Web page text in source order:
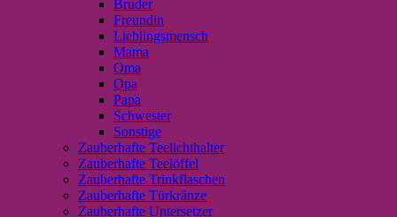
Bruder
Freundin
Lieblingsmensch
Mama
Oma
Opa
Papa
Schwester
Sonstige
Zauberhafte Teelichthalter
Zauberhafte Teelöffel
Zauberhafte Trinkflaschen
Zauberhafte Türkränze
Zauberhafte Untersetzer